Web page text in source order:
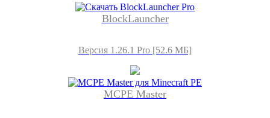
BlockLauncher
Версия 1.26.1 Pro [52.6 МБ]
MCPE Master